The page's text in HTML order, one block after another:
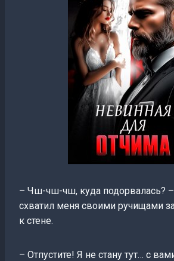
– Чш-чш-чш, куда подорвалась?
схватил меня своими ручищами
к стене.
– Отпустите! Я не стану тут… с